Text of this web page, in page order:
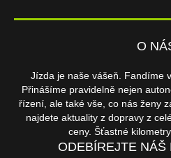
O
Jízda je naše vášeň. Fandíme
Přinášíme pravidelně nejen
řízení, ale také vše, co nás ženy
najdete aktuality z dopravy z
ceny. Šťastné
ODEBÍREJTE NÁŠ